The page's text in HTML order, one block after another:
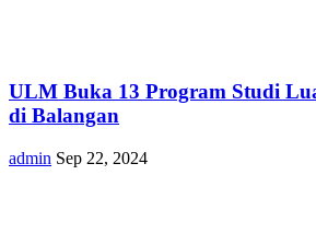
ULM Buka 13 Program Studi
di Balangan
admin Sep 22, 2024